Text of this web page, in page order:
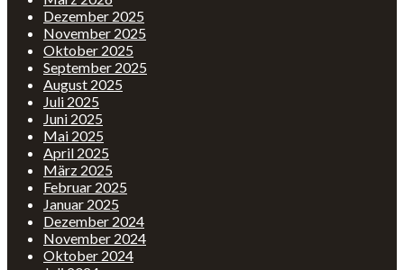
Dezember 2025
November 2025
Oktober 2025
September 2025
August 2025
Juli 2025
Juni 2025
Mai 2025
April 2025
März 2025
Februar 2025
Januar 2025
Dezember 2024
November 2024
Oktober 2024